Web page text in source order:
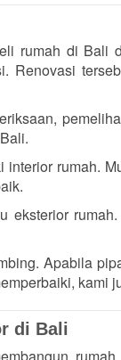
rumah di Bali
Renovasi
rumah.
Apabila
kami
di Bali